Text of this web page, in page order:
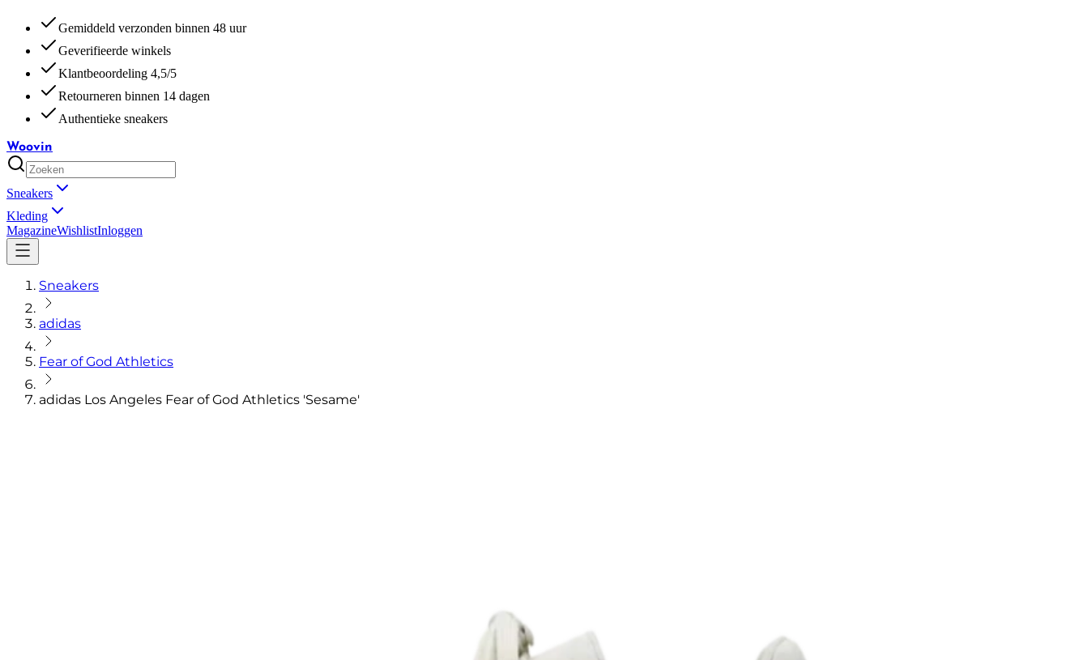
Gemiddeld verzonden binnen 48 uur
Geverifieerde winkels
Klantbeoordeling 4,5/5
Retourneren binnen 14 dagen
Authentieke sneakers
Woovin
Sneakers
Kleding
MagazineWishlistInloggen
Sneakers
adidas
Fear of God Athletics
adidas Los Angeles Fear of God Athletics 'Sesame'